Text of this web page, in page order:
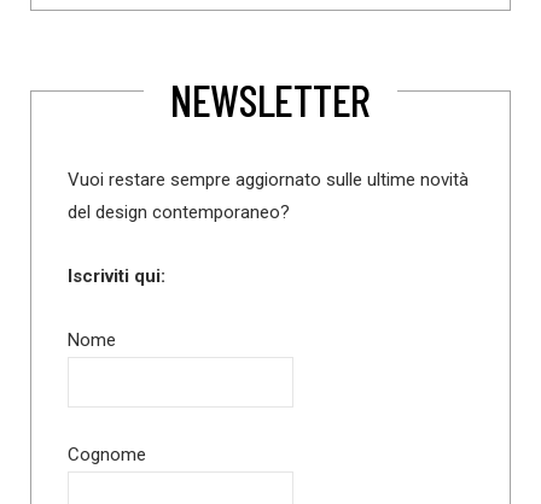
NEWSLETTER
Vuoi restare sempre aggiornato sulle ultime novità
del design contemporaneo?
Iscriviti qui:
Nome
Cognome